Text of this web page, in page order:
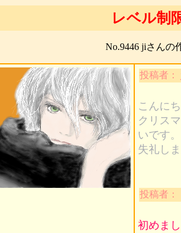
レベル制
No.9446 jiさん
投稿者：
こんに
クリス
いです
失礼し
投稿者：
初めま